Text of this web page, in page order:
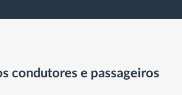
condutores e passageiros